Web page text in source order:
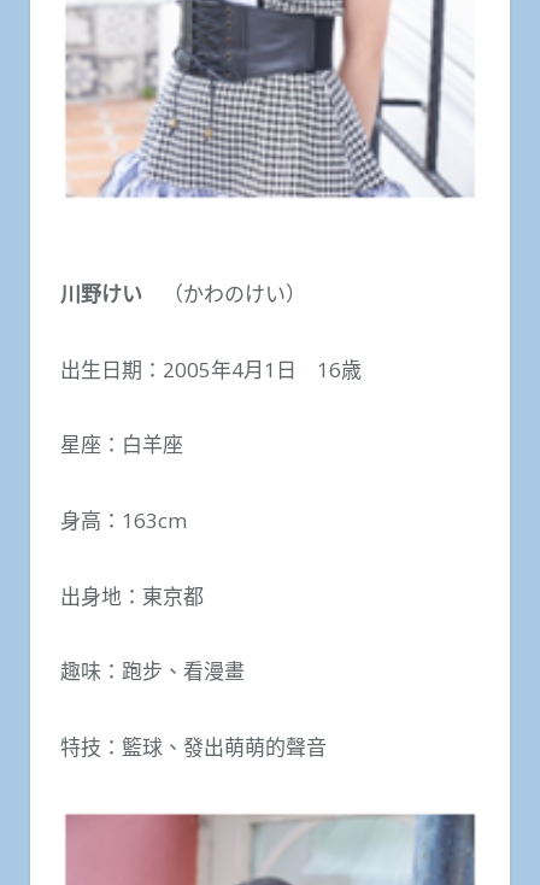
川野けい （かわのけい）
出生日期：2005年4月1日 16歳
星座：白羊座
身高：163cm
出身地：東京都
趣味：跑步、看漫畫
特技：籃球、發出萌萌的聲音